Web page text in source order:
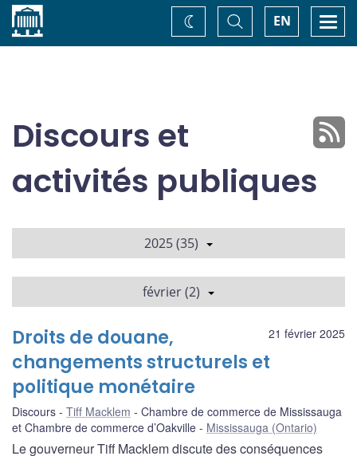
Accueil EN
Basculer
la
recherche
Changez
de
Discours et
activités publiques
2025 (35)
février (2)
21 février 2025
Droits de douane,
changements structurels et
politique monétaire
Discours Tiff Macklem
Chambre de commerce de Mississauga
et Chambre de commerce d’Oakville
Mississauga (Ontario)
Le gouverneur Tiff Macklem discute des conséquences